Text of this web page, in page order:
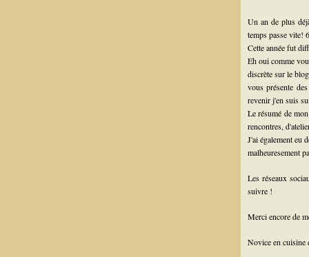
Un an de plus
temps passe vite!
Cette année fut
Eh oui comme
discrète sur le
vous présente
revenir j'en suis
Le résumé de
rencontres,
J'ai également eu
malheuresement
Les réseaux
suivre !
Merci encore de
Novice en cuisine